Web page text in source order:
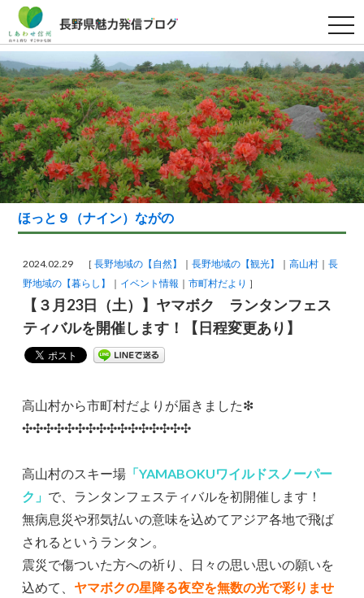
t
o
g
l
e
n
a
v
i
g
a
t
i
o
n
ほっと９（ナイン）ながの
2024.02.29 ［長野地域の【自然】 長野地域の【観光】 高山村
長
野地域の【暮らし】
イベント情報 市町村だより ］
【３月23日（土）】ヤマボク ランタンフェス
ティバルを開催します！【日程変更あり】
高山村から市町村だよりが届きました❇
✣✣✣✣✣✣✣✣✣✣✣✣✣✣✣✣
高山村のスキー場 「YAMABOKUワイルドスノーパー
ク」 で、ランタンフェスティバルを初開催します！
無病息災や邪気払いの意味を込めてアジア各地で飛ば
されるというランタン。
震災で傷ついた方への祈り、日々の思い思いの願いを
込めて、 ヤマボクの星降る夜空を無数の光で彩りませ